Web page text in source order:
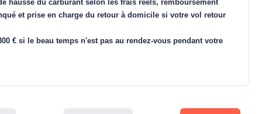
hausse du carburant selon les frais réels, remboursement
et prise en charge du retour à domicile si votre vol retour
€ si le beau temps n'est pas au rendez-vous pendant votre